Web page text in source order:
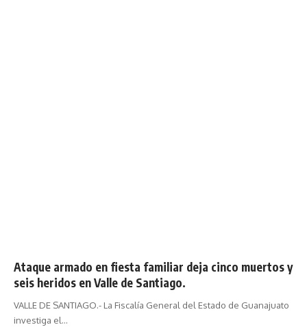
Ataque armado en fiesta familiar deja cinco muertos y
seis heridos en Valle de Santiago.
VALLE DE SANTIAGO.- La Fiscalía General del Estado de Guanajuato
investiga el…